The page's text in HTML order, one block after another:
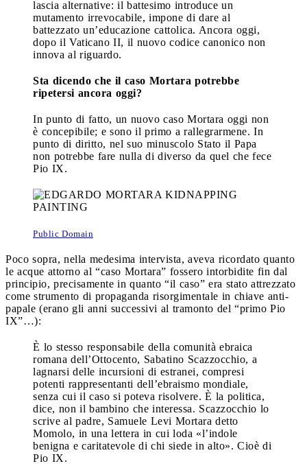
lascia alternative: il battesimo introduce un
mutamento irrevocabile, impone di dare al
battezzato un’educazione cattolica. Ancora oggi,
dopo il Vaticano II, il nuovo codice canonico non
innova al riguardo.
Sta dicendo che il caso Mortara potrebbe
ripetersi ancora oggi?
In punto di fatto, un nuovo caso Mortara oggi non
è concepibile; e sono il primo a rallegrarmene. In
punto di diritto, nel suo minuscolo Stato il Papa
non potrebbe fare nulla di diverso da quel che fece
Pio IX.
Public Domain
Poco sopra, nella medesima intervista, aveva ricordato quanto
le acque attorno al “caso Mortara” fossero intorbidite fin dal
principio, precisamente in quanto “il caso” era stato attrezzato
come strumento di propaganda risorgimentale in chiave anti-
papale (erano gli anni successivi al tramonto del “primo Pio
IX”…):
È lo stesso responsabile della comunità ebraica
romana dell’Ottocento, Sabatino Scazzocchio, a
lagnarsi delle incursioni di estranei, compresi
potenti rappresentanti dell’ebraismo mondiale,
senza cui il caso si poteva risolvere. È la politica,
dice, non il bambino che interessa. Scazzocchio lo
scrive al padre, Samuele Levi Mortara detto
Momolo, in una lettera in cui loda «l’indole
benigna e caritatevole di chi siede in alto». Cioè di
Pio IX.